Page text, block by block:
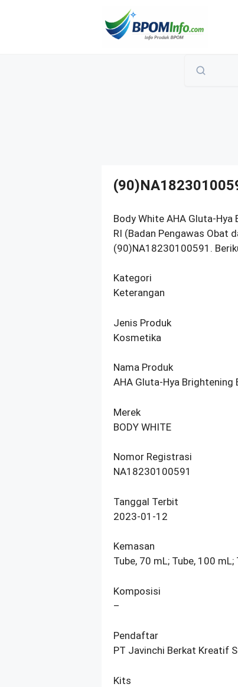
Body White AHA Gluta-
RI (Badan Pengawas Obat
(90)NA18230100591.
Kategori
Keterangan
Jenis Produk
Kosmetika
Nama Produk
AHA Gluta-Hya Brightening
Merek
BODY WHITE
Nomor Registrasi
NA18230100591
Tanggal Terbit
2023-01-12
Kemasan
Tube, 70 mL; Tube, 100
Komposisi
–
Pendaftar
PT Javinchi Berkat Kreatif
Kits